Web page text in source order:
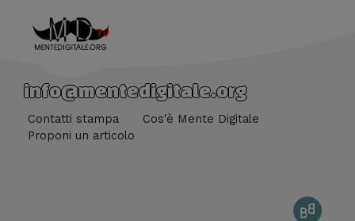
info@mentedigitale.org
Contatti stampa
Cos'è Mente Digitale
Proponi un articolo